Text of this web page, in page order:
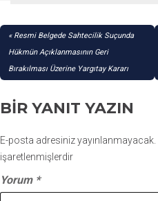
YAZI
GEZINMESI
Resmi Belgede Sahtecilik Suçunda
Hükmün Açıklanmasının Geri
Bırakılması Üzerine Yargıtay Kararı
BIR YANIT YAZIN
E-posta adresiniz yayınlanmayacak.
işaretlenmişlerdir
Yorum *